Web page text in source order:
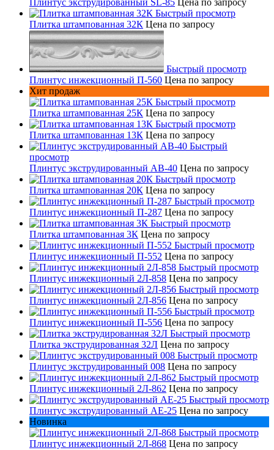
Плинтус экструдированный SL-85 Цена по запросу
Быстрый просмотр
Плитка штампованная 32К Цена по запросу
Быстрый просмотр
Плинтус инжекционный П-560 Цена по запросу
Хит продаж
Быстрый просмотр
Плитка штампованная 25К Цена по запросу
Быстрый просмотр
Плитка штампованная 13К Цена по запросу
Быстрый
просмотр
Плинтус экструдированный AB-40 Цена по запросу
Быстрый просмотр
Плитка штампованная 20К Цена по запросу
Быстрый просмотр
Плинтус инжекционный П-287 Цена по запросу
Быстрый просмотр
Плитка штампованная 3К Цена по запросу
Быстрый просмотр
Плинтус инжекционный П-552 Цена по запросу
Быстрый просмотр
Плинтус инжекционный 2Л-858 Цена по запросу
Быстрый просмотр
Плинтус инжекционный 2Л-856 Цена по запросу
Быстрый просмотр
Плинтус инжекционный П-556 Цена по запросу
Быстрый просмотр
Плитка экструдированная 32Л Цена по запросу
Быстрый просмотр
Плинтус экструдированный 008 Цена по запросу
Быстрый просмотр
Плинтус инжекционный 2Л-862 Цена по запросу
Быстрый просмотр
Плинтус экструдированный AE-25 Цена по запросу
Новинка
Быстрый просмотр
Плинтус инжекционный 2Л-868 Цена по запросу